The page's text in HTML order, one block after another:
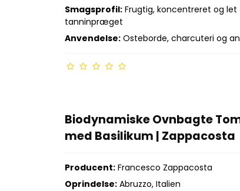
Smagsprofil: Frugtig, koncentreret og let
tanninpræget
Anvendelse: Osteborde, charcuteri og
Biodynamiske Ovnbagte
med Basilikum | Zappacosta
Producent: Francesco Zappacosta
Oprindelse: Abruzzo, Italien